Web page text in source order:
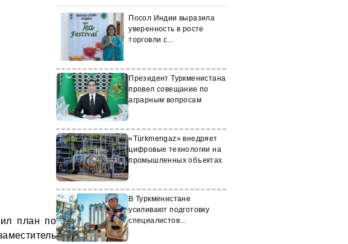
план по
Посол Индии выразила
уверенность в росте
торговли с
Президент Туркменистана
провел совещание по
аграрным вопросам
«Türkmengaz» внедряет
цифровые технологии на
промышленных объектах
В Туркменистане
усиливают подготовку
специалистов